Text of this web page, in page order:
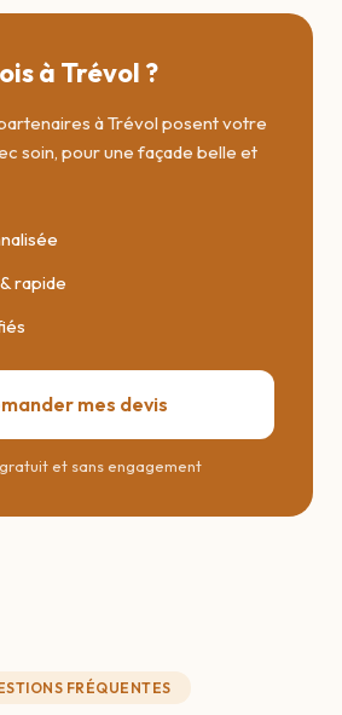
à Trévol ?
à Trévol posent votre
soin, pour une façade belle et
rapide
mes devis
et sans engagement
FRÉQUENTES